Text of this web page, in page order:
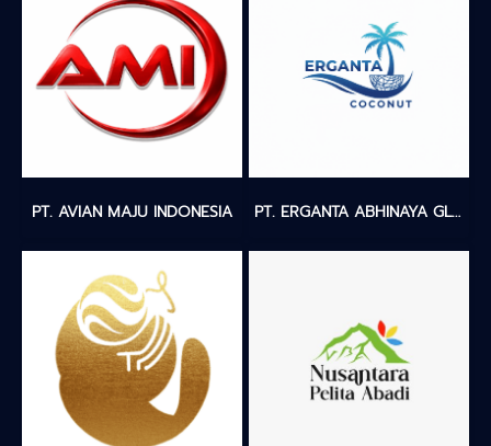
PT. AVIAN MAJU INDONESIA PT. ERGANTA ABHINAYA GLOBALINDO